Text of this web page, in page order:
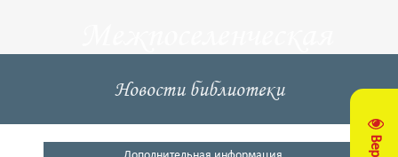
центральная
библиотека
Новости библиотеки